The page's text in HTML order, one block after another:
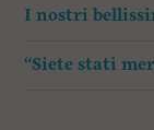
I nostri
“Siete stati